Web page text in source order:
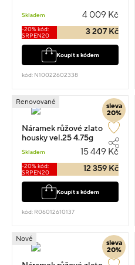
Skladem 4 009 Kč
-20% kód:
SRPEN20
3 207 Kč
Koupit s kódem
kód: N10022602338
sleva
20%
Renovované
Náramek růžové zlato
housky vel.25 4.75g
Skladem 15 449 Kč
-20% kód:
SRPEN20
12 359 Kč
Koupit s kódem
kód: R06012610137
sleva
20%
Nové